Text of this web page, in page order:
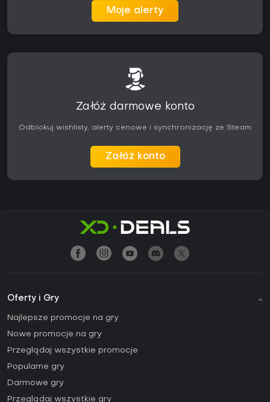
Moje alerty
Załóż darmowe konto
Odblokuj wishlisty, alerty cenowe i synchronizację ze Steam
Załóż konto
Oferty i Gry
Najlepsze promocje na gry
Nowe promocje na gry
Przeglądaj wszystkie promocje
Popularne gry
Darmowe gry
Przeglądaj wszystkie gry